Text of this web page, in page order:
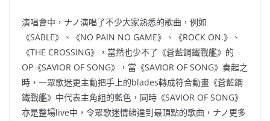
演唱會中，ナノ演唱了不少大家熟悉的歌曲，例如
《SABLE》、《NO PAIN NO GAME》、《ROCK ON.》、
《THE CROSSING》，當然也少不了《蒼藍鋼鐵戰艦》的
OP《SAVIOR OF SONG》，當《SAVIOR OF SONG》奏起之
時，一眾歌迷更主動把手上的blades轉成符合動畫《蒼藍鋼
鐵戰艦》中代表主角組的藍色，同時《SAVIOR OF SONG》
亦是整場live中，令眾歌迷情緒達到最頂點的歌曲，ナノ更多